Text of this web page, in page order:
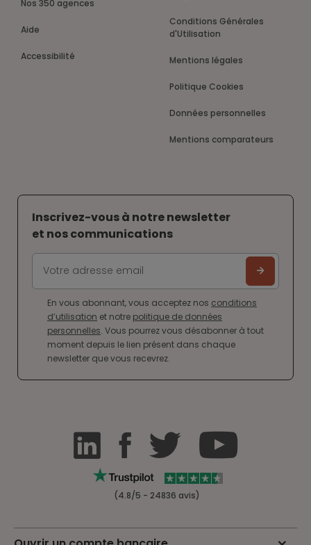
Nos 350 agences
Aide
Accessibilité
Conditions Générales
d'Utilisation
Mentions légales
Politique Cookies
Données personnelles
Mentions comparateurs
Inscrivez-vous à notre newsletter
et nos communications
En vous abonnant, vous acceptez nos conditions
d’utilisation et notre politique de données
personnelles. Vous pourrez vous désabonner à tout
moment depuis le lien présent dans chaque
newsletter que vous recevrez.
(4.8/5 - 24836 avis)